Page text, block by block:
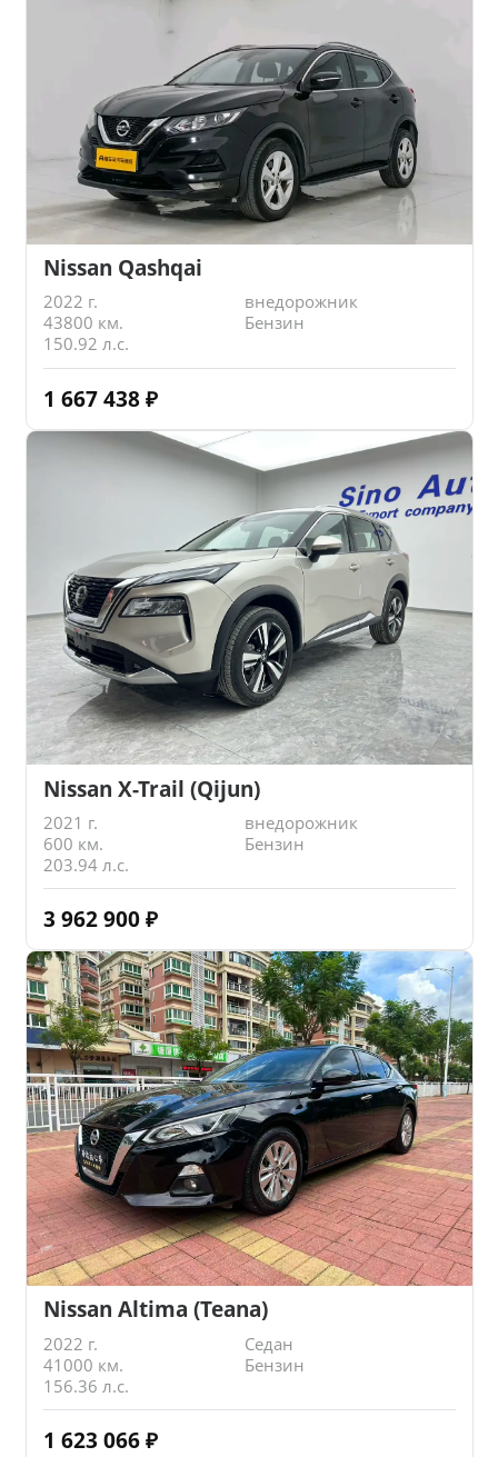
Nissan Qashqai
2022 г.
внедорожник
43800 км.
Бензин
150.92 л.с.
1 667 438 ₽
Nissan X-Trail (Qijun)
2021 г.
внедорожник
600 км.
Бензин
203.94 л.с.
3 962 900 ₽
Nissan Altima (Teana)
2022 г.
Седан
41000 км.
Бензин
156.36 л.с.
1 623 066 ₽